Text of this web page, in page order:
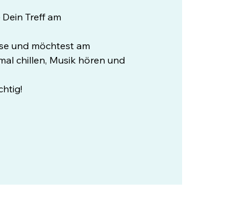
Treff am
und möchtest am
chillen, Musik hören und